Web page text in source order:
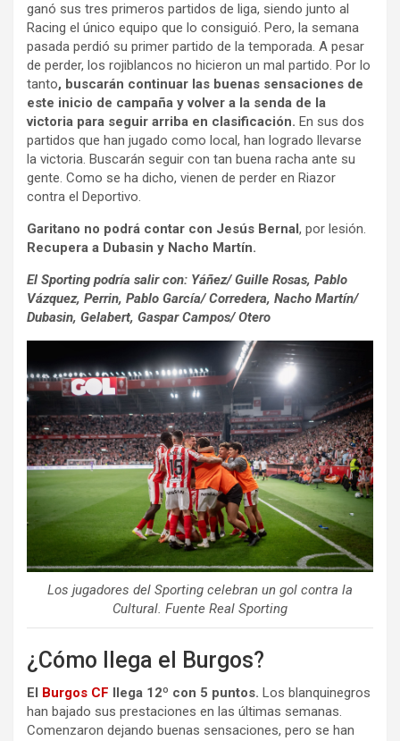
ganó sus tres primeros partidos de liga, siendo junto al
Racing el único equipo que lo consiguió. Pero, la semana
pasada perdió su primer partido de la temporada. A pesar
de perder, los rojiblancos no hicieron un mal partido. Por lo
tanto, buscarán continuar las buenas sensaciones de
este inicio de campaña y volver a la senda de la
victoria para seguir arriba en clasificación. En sus dos
partidos que han jugado como local, han logrado llevarse
la victoria. Buscarán seguir con tan buena racha ante su
gente. Como se ha dicho, vienen de perder en Riazor
contra el Deportivo.
Garitano no podrá contar con Jesús Bernal , por lesión.
Recupera a Dubasin y Nacho Martín.
El Sporting podría salir con: Yáñez/ Guille Rosas, Pablo
Vázquez, Perrin, Pablo García/ Corredera, Nacho Martín/
Dubasin, Gelabert, Gaspar Campos/ Otero
Los jugadores del Sporting celebran un gol contra la
Cultural. Fuente Real Sporting
¿Cómo llega el Burgos?
El Burgos CF llega 12º con 5 puntos. Los blanquinegros
han bajado sus prestaciones en las últimas semanas.
Comenzaron dejando buenas sensaciones, pero se han